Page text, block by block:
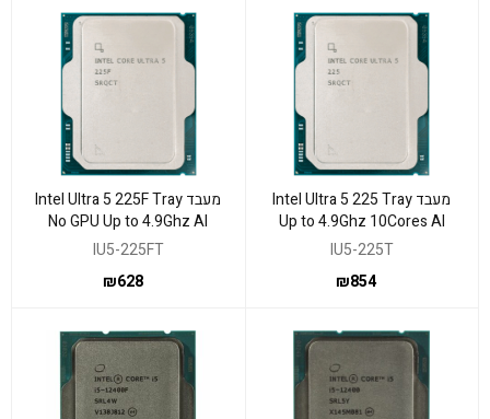
מעבד Intel Ultra 5 225 Tray
Up to 4.9Ghz 10Cores AI
BOOST 13 TOPS
IU5-225T
₪854
מעבד Intel Ultra 5 225F Tray
No GPU Up to 4.9Ghz AI
BOOST 13TOPS
IU5-225FT
₪628